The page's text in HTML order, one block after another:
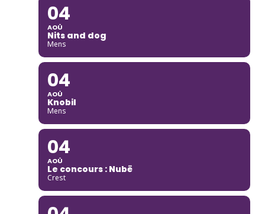
04
AOÛ
Nits and dog
Mens
04
AOÛ
Knobil
Mens
04
AOÛ
Le concours : Nubë
Crest